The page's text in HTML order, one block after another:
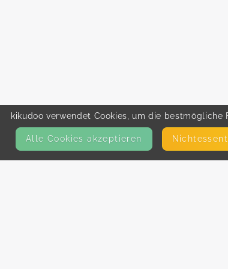
kikudoo verwendet Cookies, um die
Alle Cookies akzeptieren